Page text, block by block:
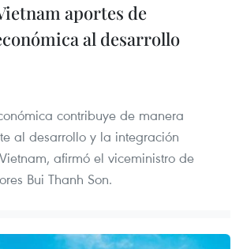
aportes de
al desarrollo
contribuye de manera
al desarrollo y la integración
afirmó el viceministro de
Bui Thanh Son.